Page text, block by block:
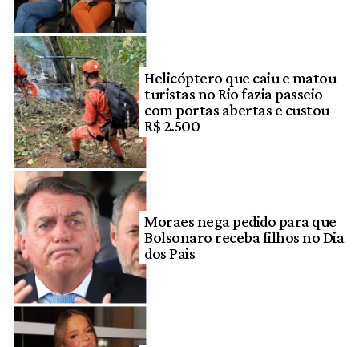
Helicóptero que caiu e matou
turistas no Rio fazia passeio
com portas abertas e custou
R$ 2.500
Moraes nega pedido para que
Bolsonaro receba filhos no Dia
dos Pais